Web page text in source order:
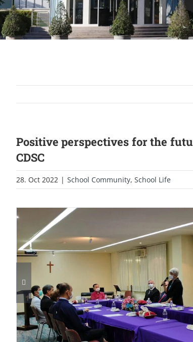
Positive perspectives for the
CDSC
28. Oct 2022 | School Community, School Life